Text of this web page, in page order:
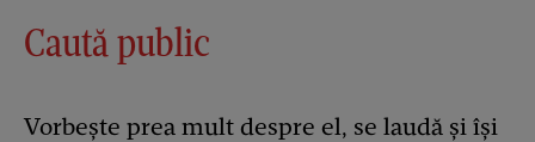
Caută public
Vorbește prea mult despre el, se laudă și își